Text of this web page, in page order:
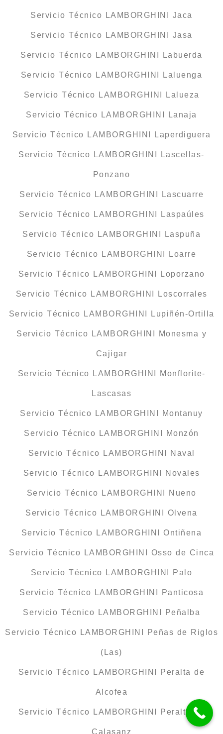
Servicio Técnico LAMBORGHINI Jaca
Servicio Técnico LAMBORGHINI Jasa
Servicio Técnico LAMBORGHINI Labuerda
Servicio Técnico LAMBORGHINI Laluenga
Servicio Técnico LAMBORGHINI Lalueza
Servicio Técnico LAMBORGHINI Lanaja
Servicio Técnico LAMBORGHINI Laperdiguera
Servicio Técnico LAMBORGHINI Lascellas-
Ponzano
Servicio Técnico LAMBORGHINI Lascuarre
Servicio Técnico LAMBORGHINI Laspaúles
Servicio Técnico LAMBORGHINI Laspuña
Servicio Técnico LAMBORGHINI Loarre
Servicio Técnico LAMBORGHINI Loporzano
Servicio Técnico LAMBORGHINI Loscorrales
Servicio Técnico LAMBORGHINI Lupiñén-Ortilla
Servicio Técnico LAMBORGHINI Monesma y
Cajigar
Servicio Técnico LAMBORGHINI Monflorite-
Lascasas
Servicio Técnico LAMBORGHINI Montanuy
Servicio Técnico LAMBORGHINI Monzón
Servicio Técnico LAMBORGHINI Naval
Servicio Técnico LAMBORGHINI Novales
Servicio Técnico LAMBORGHINI Nueno
Servicio Técnico LAMBORGHINI Olvena
Servicio Técnico LAMBORGHINI Ontiñena
Servicio Técnico LAMBORGHINI Osso de Cinca
Servicio Técnico LAMBORGHINI Palo
Servicio Técnico LAMBORGHINI Panticosa
Servicio Técnico LAMBORGHINI Peñalba
Servicio Técnico LAMBORGHINI Peñas de Riglos
(Las)
Servicio Técnico LAMBORGHINI Peralta de
Alcofea
Servicio Técnico LAMBORGHINI Peralta de
Calasanz